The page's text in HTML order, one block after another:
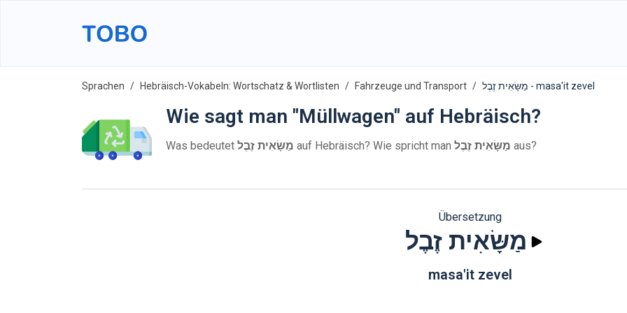
Sprachen Hebräisch-Vokabeln: Wortschatz & Wortlisten Fahrzeuge und Transport מַשָּׂאִית זֶבֶל - masa'it zevel
Wie sagt man "Müllwagen" auf Hebräisch?
Was bedeutet מַשָּׂאִית זֶבֶל auf Hebräisch? Wie spricht man מַשָּׂאִית זֶבֶל aus?
Übersetzung
מַשָּׂאִית זֶבֶל
masa'it zevel